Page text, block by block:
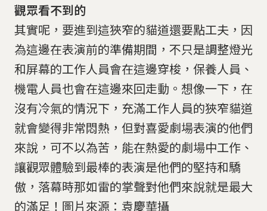
觀眾看不到的
其實呢，要進到這狹窄的貓道還要點工夫，因
為這邊在表演前的準備期間，不只是調整燈光
和屏幕的工作人員會在這邊穿梭，保養人員、
機電人員也會在這邊來回走動。想像一下，在
沒有冷氣的情況下，充滿工作人員的狹窄貓道
就會變得非常悶熱，但對喜愛劇場表演的他們
來說，可不以為苦，能在熱愛的劇場中工作、
讓觀眾體驗到最棒的表演是他們的堅持和驕
傲，落幕時那如雷的掌聲對他們來說就是最大
的滿足！圖片來源：袁慶華攝